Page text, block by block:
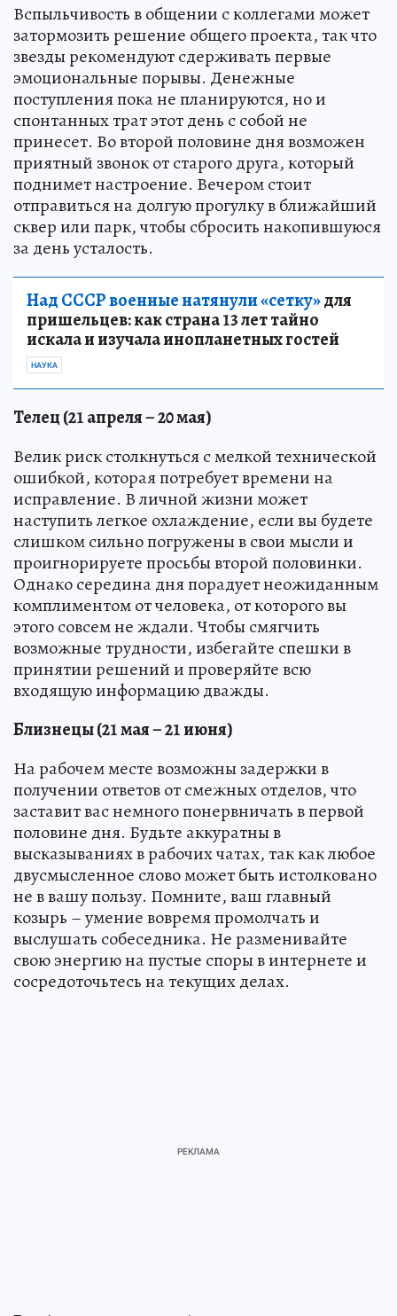
Вспыльчивость в общении с коллегами может
затормозить решение общего проекта, так что
звезды рекомендуют сдерживать первые
эмоциональные порывы. Денежные
поступления пока не планируются, но и
спонтанных трат этот день с собой не
принесет. Во второй половине дня возможен
приятный звонок от старого друга, который
поднимет настроение. Вечером стоит
отправиться на долгую прогулку в ближайший
сквер или парк, чтобы сбросить накопившуюся
за день усталость.
Над СССР военные натянули «сетку»для
пришельцев: как страна 13 лет тайно
искала и изучала инопланетных гостей
НАУКА
Телец (21 апреля – 20 мая)
Велик риск столкнуться с мелкой технической
ошибкой, которая потребует времени на
исправление. В личной жизни может
наступить легкое охлаждение, если вы будете
слишком сильно погружены в свои мысли и
проигнорируете просьбы второй половинки.
Однако середина дня порадует неожиданным
комплиментом от человека, от которого вы
этого совсем не ждали. Чтобы смягчить
возможные трудности, избегайте спешки в
принятии решений и проверяйте всю
входящую информацию дважды.
Близнецы (21 мая – 21 июня)
На рабочем месте возможны задержки в
получении ответов от смежных отделов, что
заставит вас немного понервничать в первой
половине дня. Будьте аккуратны в
высказываниях в рабочих чатах, так как любое
двусмысленное слово может быть истолковано
не в вашу пользу. Помните, ваш главный
козырь – умение вовремя промолчать и
выслушать собеседника. Не разменивайте
свою энергию на пустые споры в интернете и
сосредоточьтесь на текущих делах.